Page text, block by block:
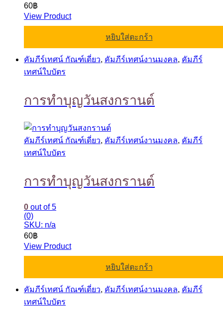
60฿
View Product
หยิบใส่ตะกร้า
คัมภีร์เทศน์ กัณฑ์เดี่ยว, คัมภีร์เทศน์งานมงคล, คัมภีร์
เทศน์ใบบัตร
การทำบุญวันสงกรานต์
คัมภีร์เทศน์ กัณฑ์เดี่ยว, คัมภีร์เทศน์งานมงคล, คัมภีร์
เทศน์ใบบัตร
การทำบุญวันสงกรานต์
0 out of 5
(0)
SKU: n/a
60฿
View Product
หยิบใส่ตะกร้า
คัมภีร์เทศน์ กัณฑ์เดี่ยว, คัมภีร์เทศน์งานมงคล, คัมภีร์
เทศน์ใบบัตร